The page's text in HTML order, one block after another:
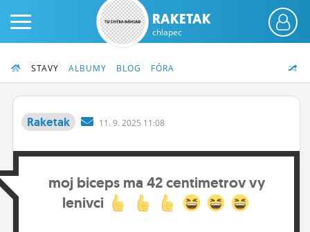
ČINŽIAK
FÓRUM
RAKETAK
chlapec
STAVY ALBUMY BLOG FÓRA
Raketak 11. 9. 2025 11:08
moj biceps ma 42 centimetrov vy
lenivci